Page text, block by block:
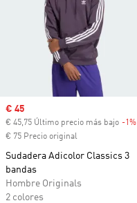
Precio de venta
€ 45
€ 45,75 Último precio más bajo -1%
€ 75 Precio original
Sudadera Adicolor Classics 3
bandas
Hombre Originals
2 colores